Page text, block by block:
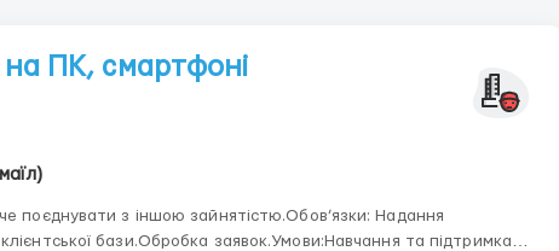
на ПК, смартфоні
з іншою зайнятістю.Обов’язки: Надання
бази.Обробка заявок.Умови:Навчання та підтримка